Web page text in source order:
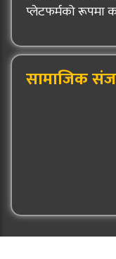
प्लेटफर्मको रूपमा
सामाजिक